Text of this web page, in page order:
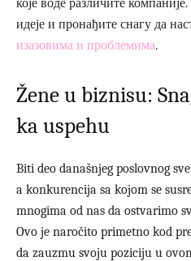
које воде различите
идеје и пронађите снагу да
изазовима и проблемима.
Žene u biznisu:
ka uspehu
Biti deo današnjeg poslovnog
a konkurencija sa kojom se
mnogima od nas da ostvarimo
Ovo je naročito primetno kod
da zauzmu svoju poziciju u